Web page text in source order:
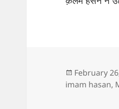
Posted
on
February
imam hasan,